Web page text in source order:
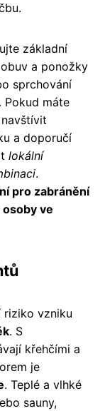
základní
a ponožky
sprchování
Pokud máte
a doporučí
lokální
.
pro zabránění
ve
riziko vzniku
. S
křehčími a
je
. Teplé a vlhké
sauny,